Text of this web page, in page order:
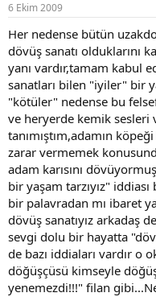
6 Ekim 2009
Her nedense bütün
dövüş sanatı olduklarını
yanı vardır,tamam kabul
sanatları bilen "iyiler" bir
"kötüler" nedense bu
ve heryerde kemik sesleri
tanımıştım,adamın
zarar vermemek
adam karısını
bir yaşam tarzıyız"
bir palavradan mı ibaret
dövüş sanatıyız arkadaş
sevgi dolu bir hayatta
de bazı iddiaları vardır o
döğüşçüsü kimseyle
yenemezdi!!!" filan